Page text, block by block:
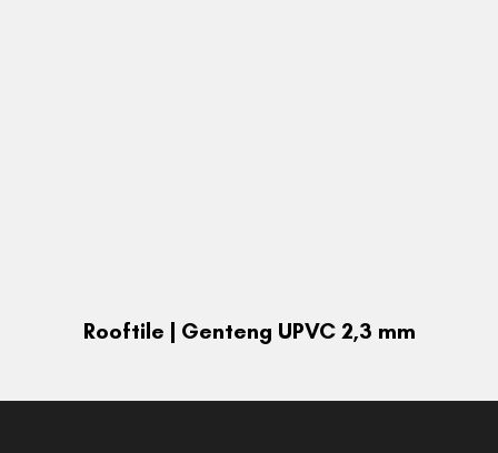
Rooftile | Genteng UPVC 2,3 mm